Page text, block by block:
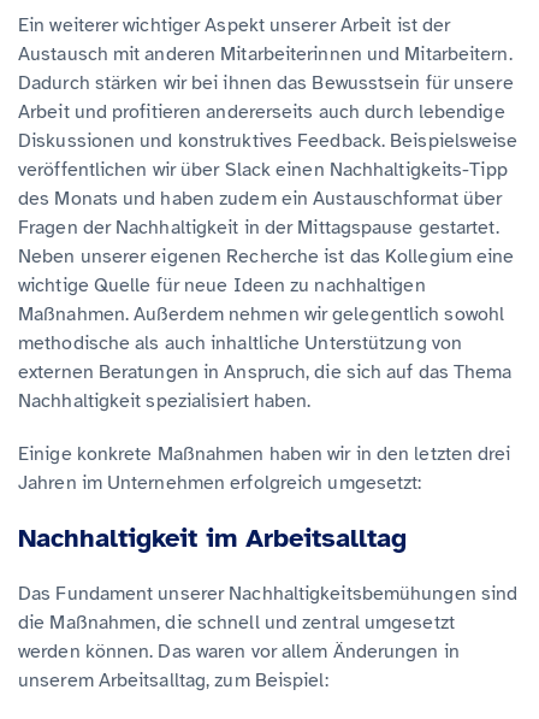
Ein weiterer wichtiger Aspekt unserer Arbeit ist der
Austausch mit anderen Mitarbeiterinnen und Mitarbeitern.
Dadurch stärken wir bei ihnen das Bewusstsein für unsere
Arbeit und profitieren andererseits auch durch lebendige
Diskussionen und konstruktives Feedback. Beispielsweise
veröffentlichen wir über Slack einen Nachhaltigkeits-Tipp
des Monats und haben zudem ein Austauschformat über
Fragen der Nachhaltigkeit in der Mittagspause gestartet.
Neben unserer eigenen Recherche ist das Kollegium eine
wichtige Quelle für neue Ideen zu nachhaltigen
Maßnahmen. Außerdem nehmen wir gelegentlich sowohl
methodische als auch inhaltliche Unterstützung von
externen Beratungen in Anspruch, die sich auf das Thema
Nachhaltigkeit spezialisiert haben.
Einige konkrete Maßnahmen haben wir in den letzten drei
Jahren im Unternehmen erfolgreich umgesetzt:
Nachhaltigkeit im Arbeitsalltag
Das Fundament unserer Nachhaltigkeitsbemühungen sind
die Maßnahmen, die schnell und zentral umgesetzt
werden können. Das waren vor allem Änderungen in
unserem Arbeitsalltag, zum Beispiel: